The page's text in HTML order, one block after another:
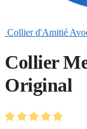
Collier d'Amitié
Collier
Original